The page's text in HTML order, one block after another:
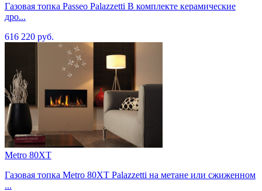
Газовая топка Passeo Palazzetti В комплекте керамические
дро...
616 220 руб.
Metro 80XT
Газовая топка Metro 80XT Palazzetti на метане или сжиженном
...